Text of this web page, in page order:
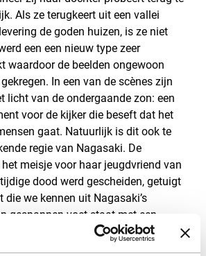
Als ze terugkeert uit een vallei
de goden huizen, is ze niet
een een nieuw type zeer
waardoor de beelden ongewoon
In een van de scènes zijn
licht van de ondergaande zon: een
voor de kijker die beseft dat het
gaat. Natuurlijk is dit ook te
regie van Nagasaki. De
meisje voor haar jeugdvriend van
dood werd gescheiden, getuigt
we kennen uit Nagasaki’s
gespannen voet staat met een
dwingende rolmodellen de
(K.O.)